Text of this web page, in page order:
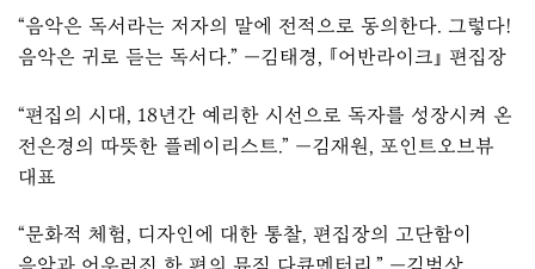
“음악은 독서라는 저자의 말에 전적으로 동의한다. 그렇다!
음악은 귀로 듣는 독서다.” —김태경, 『어반라이크』 편집장
“편집의 시대, 18년간 예리한 시선으로 독자를 성장시켜 온
전은경의 따뜻한 플레이리스트.” —김재원, 포인트오브뷰
대표
“문화적 체험, 디자인에 대한 통찰, 편집장의 고단함이